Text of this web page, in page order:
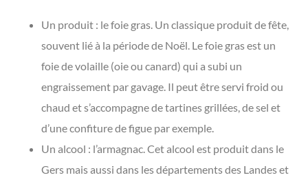
Un produit : le foie gras. Un classique produit de fête,
souvent lié à la période de Noël. Le foie gras est un
foie de volaille (oie ou canard) qui a subi un
engraissement par gavage. Il peut être servi froid ou
chaud et s’accompagne de tartines grillées, de sel et
d’une confiture de figue par exemple.
Un alcool : l’armagnac. Cet alcool est produit dans le
Gers mais aussi dans les départements des Landes et